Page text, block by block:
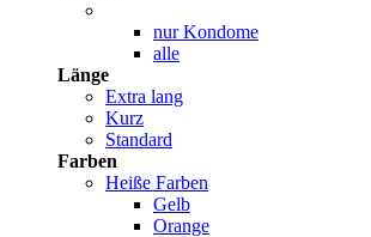
nur Kondome
alle
Länge
Extra lang
Kurz
Standard
Farben
Heiße Farben
Gelb
Orange